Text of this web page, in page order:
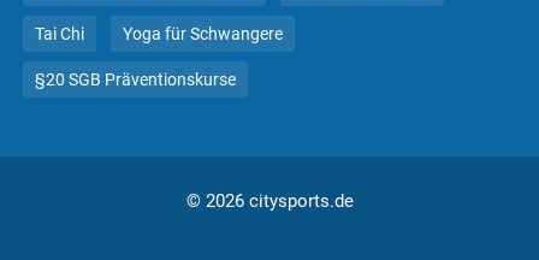
Tai Chi Yoga für Schwangere
§20 SGB Präventionskurse
© 2026 citysports.de